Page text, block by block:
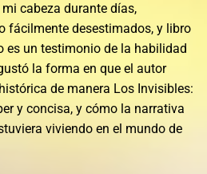
cabeza durante días,
fácilmente desestimados, y libro
es un testimonio de la habilidad
la forma en que el autor
de manera Los Invisibles:
y concisa, y cómo la narrativa
viviendo en el mundo de